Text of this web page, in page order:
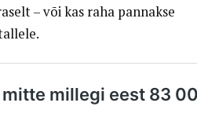
– või kas raha pannakse